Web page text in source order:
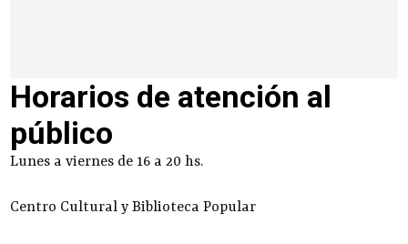
Horarios de atención al
público
Lunes a viernes de 16 a 20 hs.
Centro Cultural y Biblioteca Popular